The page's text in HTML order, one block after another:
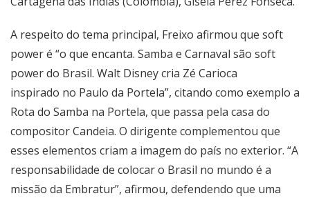
A respeito do tema principal, Freixo afirmou que soft
power é “o que encanta. Samba e Carnaval são soft
power do Brasil. Walt Disney cria Zé Carioca
inspirado no Paulo da Portela”, citando como exemplo a
Rota do Samba na Portela, que passa pela casa do
compositor Candeia. O dirigente complementou que
esses elementos criam a imagem do país no exterior. “A
responsabilidade de colocar o Brasil no mundo é a
missão da Embratur”, afirmou, defendendo que uma